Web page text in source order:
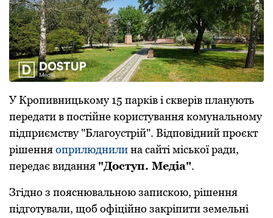
У Кропивницькому 15 парків і скверів планують
передати в постійне користування комунальному
підприємству "Благоустрій". Відповідний проєкт
рішенняоприлюднилина сайті міської ради,
передає видання "Доступ. Медіа".
Згідно з пояснювальною запискою, рішення
підготували, щоб офіційно закріпити земельні